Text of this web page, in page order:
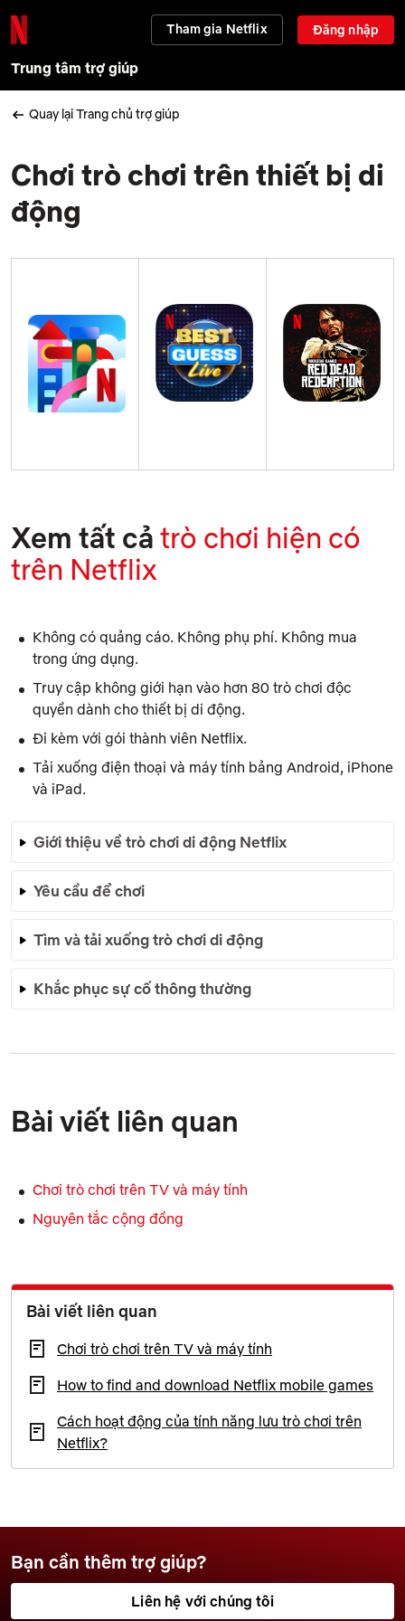
Tham gia Netflix Đăng nhập
Trung tâm trợ giúp
Quay lại Trang chủ trợ giúp
Chơi trò chơi trên thiết bị di
động
Xem tất cả trò chơi hiện có
trên Netflix
Không có quảng cáo. Không phụ phí. Không mua
trong ứng dụng.
Truy cập không giới hạn vào hơn 80 trò chơi độc
quyền dành cho thiết bị di động.
Đi kèm với gói thành viên Netflix.
Tải xuống điện thoại và máy tính bảng Android, iPhone
và iPad.
Giới thiệu về trò chơi di động Netflix
Yêu cầu để chơi
Tìm và tải xuống trò chơi di động
Khắc phục sự cố thông thường
Bài viết liên quan
Chơi trò chơi trên TV và máy tính
Nguyên tắc cộng đồng
Bài viết liên quan
Chơi trò chơi trên TV và máy tính
How to find and download Netflix mobile games
Cách hoạt động của tính năng lưu trò chơi trên
Netflix?
Bạn cần thêm trợ giúp?
Liên hệ với chúng tôi